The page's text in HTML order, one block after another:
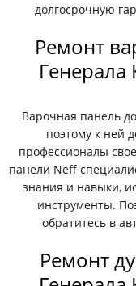
долгосрочную
Ремонт
Варочная панель
поэтому к ней
профессионалы
панели Neff
знания и навыки,
инструменты.
обратитесь в
Ремонт